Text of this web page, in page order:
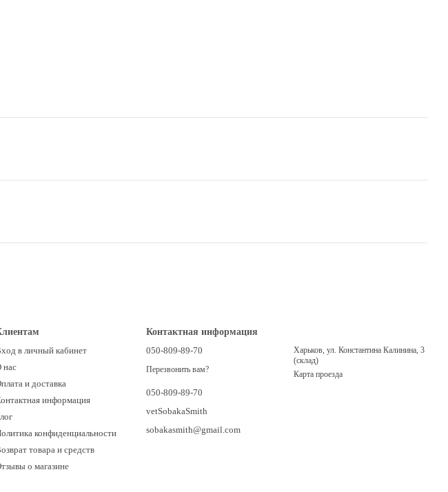
в личный кабинет
нас
и доставка
информация
конфиденциальности
товара и средств
о магазине
Контактная информация
050-809-89-70
Перезвонить вам?
050-809-89-70
vetSobakaSmith
sobakasmith@gmail.com
Харьков, ул. Константина Калинина, 3
(склад)
Карта проезда